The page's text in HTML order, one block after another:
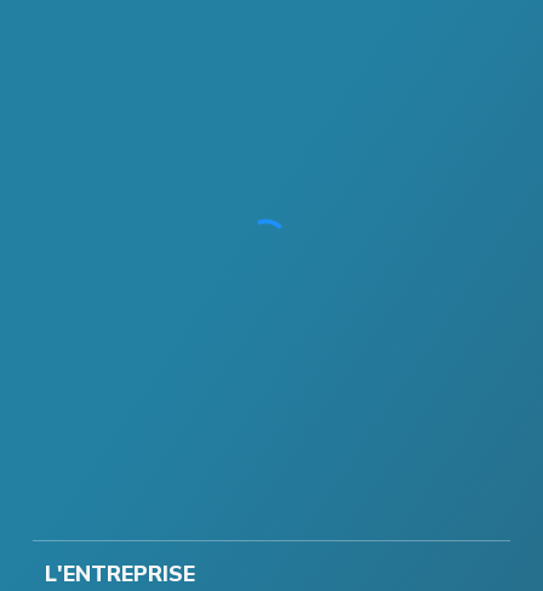
L'ENTREPRISE